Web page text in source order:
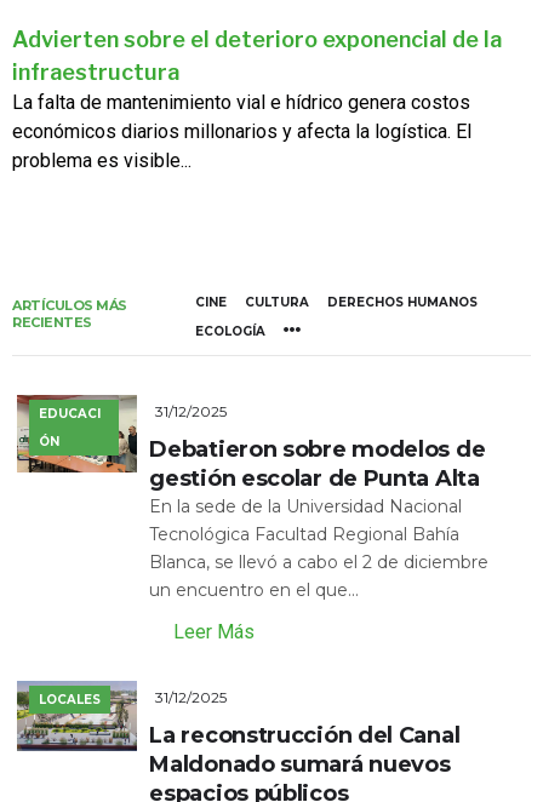
Advierten sobre el deterioro exponencial de la
infraestructura
La falta de mantenimiento vial e hídrico genera costos
económicos diarios millonarios y afecta la logística. El
problema es visible...
ARTÍCULOS MÁS
RECIENTES
CINE CULTURA
DERECHOS HUMANOS
ECOLOGÍA
EDUCACI
ÓN
31/12/2025
Debatieron sobre modelos de
gestión escolar de Punta Alta
En la sede de la Universidad Nacional
Tecnológica Facultad Regional Bahía
Blanca, se llevó a cabo el 2 de diciembre
un encuentro en el que...
Leer Más
LOCALES 31/12/2025
La reconstrucción del Canal
Maldonado sumará nuevos
espacios públicos